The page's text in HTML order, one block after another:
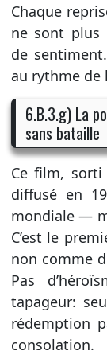
Chaque
ne sont plus
de
au rythme de
6.B.3.g) La
sans bataille
Ce film,
diffusé en
mondiale —
C’est le
non comme
Pas
tapageur:
rédemption
consolation.